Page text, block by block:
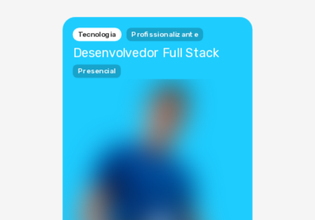
Tecnologia Profissionalizante
Desenvolvedor Full Stack
Presencial